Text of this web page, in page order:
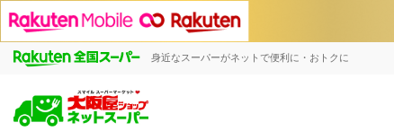
身近なスーパーがネットで便利に・おトクに